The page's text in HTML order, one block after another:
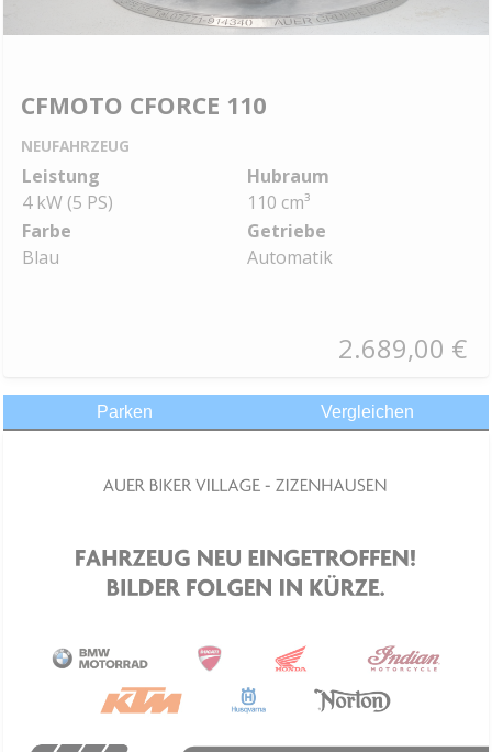
CFMOTO CFORCE 110
NEUFAHRZEUG
Leistung
4 kW (5 PS)
Hubraum
110 cm³
Farbe
Blau
Getriebe
Automatik
2.689,00 €
Parken Vergleichen